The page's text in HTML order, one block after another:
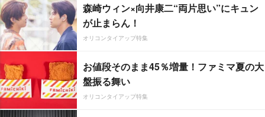
森崎ウィン×向井康二“両片思い”にキュン
が止まらん！
オリコンタイアップ特集
お値段そのまま45％増量！ファミマ夏の大
盤振る舞い
オリコンタイアップ特集